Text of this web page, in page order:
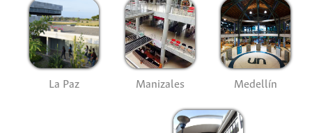
La Paz Manizales Medellín